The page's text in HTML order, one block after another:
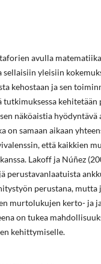
avulla
sellaisiin yleisiin
kehostaan ja sen
tutkimuksessa
näköaistia
on samaan aikaan
että kaikkien
Lakoff ja Núñez
perustavanlaatuista
perustana, mutta
murtolukujen kerto- ja
on tukea
kehittymiselle.